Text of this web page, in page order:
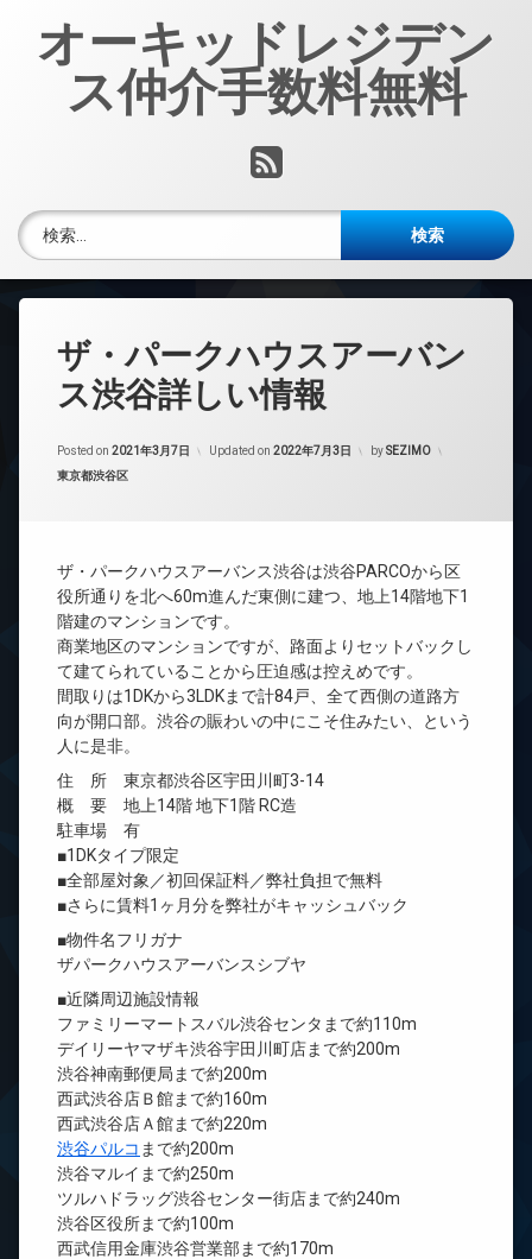
オーキッドレジデン
ス仲介手数料無料
RSS
検索:
ザ・パークハウスアーバン
ス渋谷詳しい情報
Posted on 2021年3月7日 Updated on 2022年7月3日 bySEZIMO
カテゴリー:
東京都渋谷区
ザ・パークハウスアーバンス渋谷は渋谷PARCOから区
役所通りを北へ60m進んだ東側に建つ、地上14階地下1
階建のマンションです。
商業地区のマンションですが、路面よりセットバックし
て建てられていることから圧迫感は控えめです。
間取りは1DKから3LDKまで計84戸、全て西側の道路方
向が開口部。渋谷の賑わいの中にこそ住みたい、という
人に是非。
住 所 東京都渋谷区宇田川町3-14
概 要 地上14階 地下1階 RC造
駐車場 有
■1DKタイプ限定
■全部屋対象／初回保証料／弊社負担で無料
■さらに賃料1ヶ月分を弊社がキャッシュバック
■物件名フリガナ
ザパークハウスアーバンスシブヤ
■近隣周辺施設情報
ファミリーマートスバル渋谷センタまで約110m
デイリーヤマザキ渋谷宇田川町店まで約200m
渋谷神南郵便局まで約200m
西武渋谷店Ｂ館まで約160m
西武渋谷店Ａ館まで約220m
渋谷パルコ まで約200m
渋谷マルイまで約250m
ツルハドラッグ渋谷センター街店まで約240m
渋谷区役所まで約100m
西武信用金庫渋谷営業部まで約170m